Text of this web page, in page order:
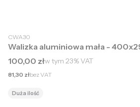
CWA30
Walizka aluminiowa mała -
Cena brutto
100,00 złw tym 23%VAT
Cena netto
81,30 złbez VAT
Duża ilość